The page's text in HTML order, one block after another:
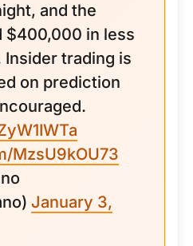
and the
$400,000 in less
trading is
on prediction
MzsU9kOU73
January 3,